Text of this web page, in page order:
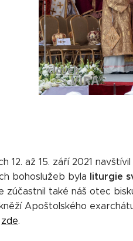
12. až 15. září 2021
bohoslužeb byla liturgie
zúčastnil také náš otec
Apoštolského
zde.